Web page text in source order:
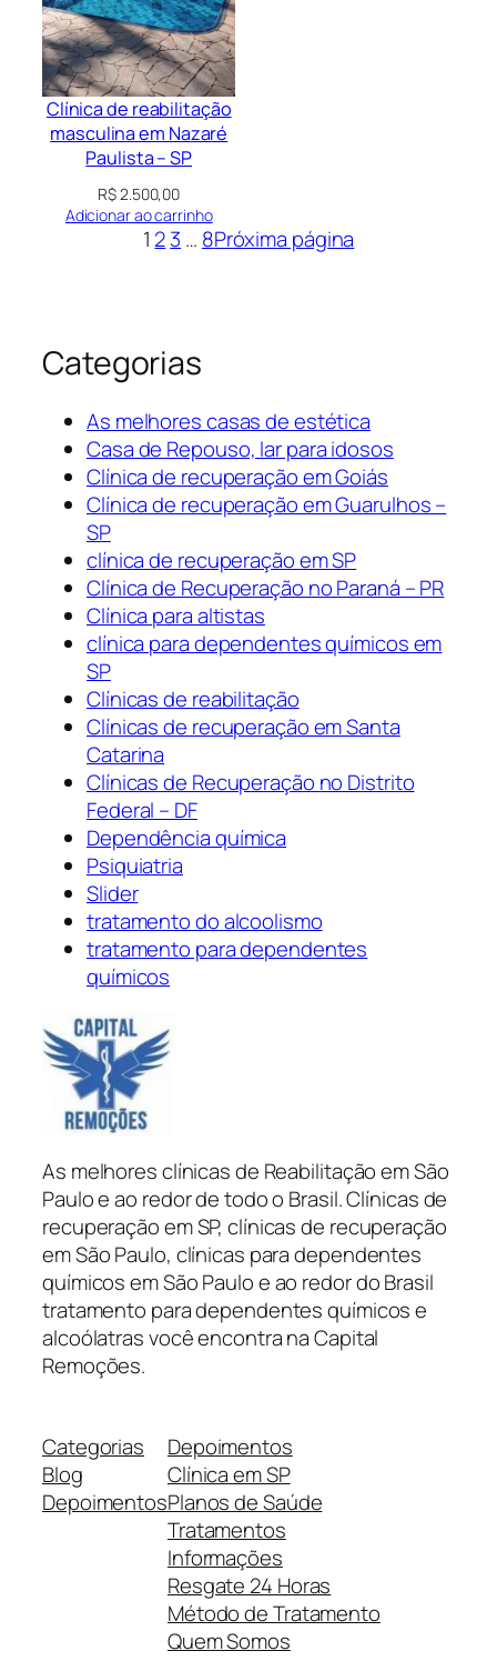
Clínica de reabilitação
masculina em Nazaré
Paulista – SP
R$2.500,00
Adicionar ao carrinho
1 23 … 8Próxima página
Categorias
As melhores casas de estética
Casa de Repouso, lar para idosos
Clínica de recuperação em Goiás
Clínica de recuperação em Guarulhos –
SP
clínica de recuperação em SP
Clínica de Recuperação no Paraná – PR
Clínica para altistas
clínica para dependentes químicos em
SP
Clínicas de reabilitação
Clínicas de recuperação em Santa
Catarina
Clínicas de Recuperação no Distrito
Federal – DF
Dependência química
Psiquiatria
Slider
tratamento do alcoolismo
tratamento para dependentes
químicos
As melhores clínicas de Reabilitação em São
Paulo e ao redor de todo o Brasil. Clínicas de
recuperação em SP, clínicas de recuperação
em São Paulo, clínicas para dependentes
químicos em São Paulo e ao redor do Brasil
tratamento para dependentes químicos e
alcoólatras você encontra na Capital
Remoções.
Categorias
Blog
Depoimentos
Depoimentos
Clínica em SP
Planos de Saúde
Tratamentos
Informações
Resgate 24 Horas
Método de Tratamento
Quem Somos